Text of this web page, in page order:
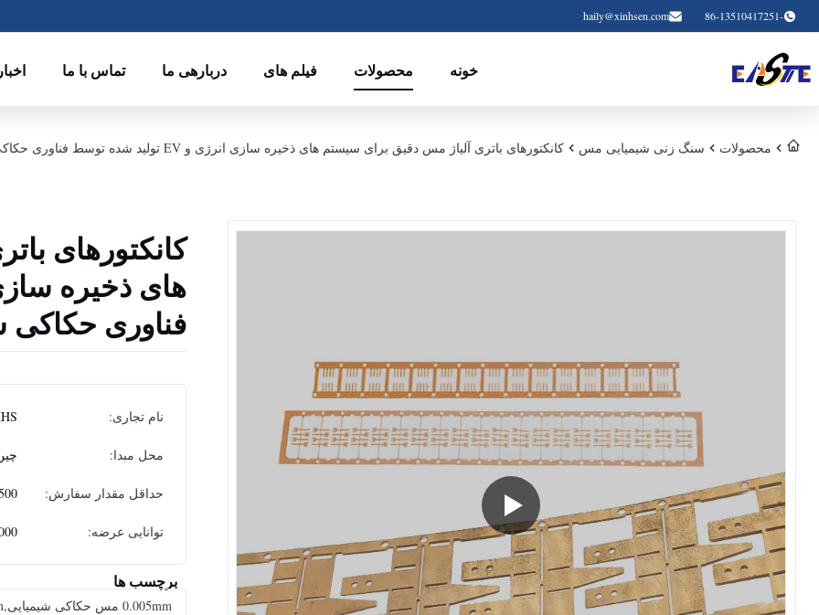
-86-13510417251
haily@xinhsen.com
خونه محصولات فیلم های دربارهی ما تماس با ما
محصولات سنگ زنی شیمیایی مس کانکتورهای باتری آلیاژ مس دقیق برای سیستم های ذخیره سازی انرژی و EV تولید شده توسط فناوری حکاکی شیمیایی
کانکتورهای
فناوری حکاکی
نام تجاری:
محل مبدا:
حداقل مقدار سفارش:
توانایی عرضه:
برچسب ها
0.005mm مس حکاکی شیمیایی,0.01mm مس حکاکی شیمیایی,مس 2 میلی متری برای حفر اسید